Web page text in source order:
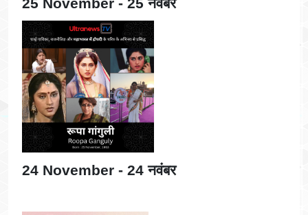
24 November - 24 नवंबर